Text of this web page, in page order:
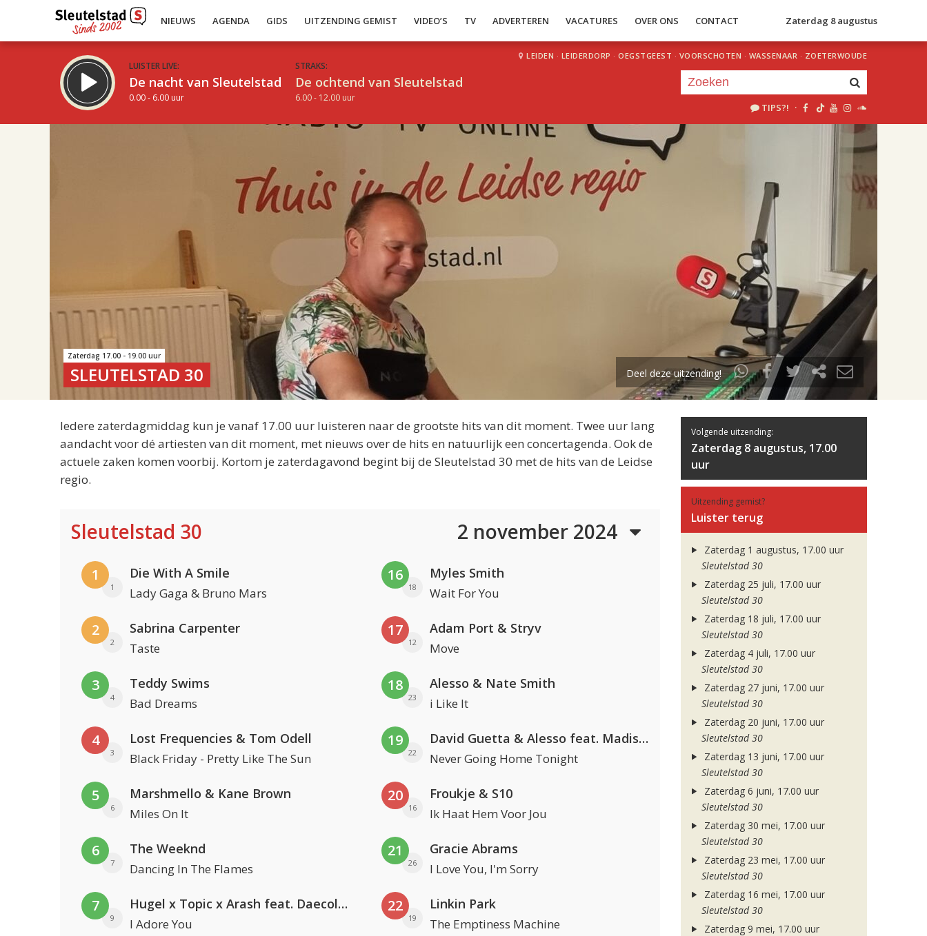
NIEUWS AGENDA GIDS UITZENDING GEMIST VIDEO’S TV ADVERTEREN VACATURES OVER ONS CONTACT Zaterdag 8 augustus
LUISTER LIVE:
De nacht van Sleutelstad
0.00 - 6.00 uur
STRAKS:
De ochtend van Sleutelstad
6.00 - 12.00 uur
LEIDEN · LEIDERDORP · OEGSTGEEST · VOORSCHOTEN · WASSENAAR · ZOETERWOUDE
TIPS?! ·
uur 1 van 2
Volgend uur
Zaterdag 17.00 - 19.00 uur
SLEUTELSTAD 30 Deel deze uitzending!
Iedere zaterdagmiddag kun je vanaf 17.00 uur luisteren naar de grootste hits van dit moment. Twee uur lang
aandacht voor dé artiesten van dit moment, met nieuws over de hits en natuurlijk een concertagenda. Ook de
actuele zaken komen voorbij. Kortom je zaterdagavond begint bij de Sleutelstad 30 met de hits van de Leidse
regio.
Sleutelstad 30 2 november 2024
1
1
Die With A Smile
Lady Gaga & Bruno Mars
2
2
Sabrina Carpenter
Taste
3
4
Teddy Swims
Bad Dreams
4
3
Lost Frequencies & Tom Odell
Black Friday - Pretty Like The Sun
5
6
Marshmello & Kane Brown
Miles On It
6
7
The Weeknd
Dancing In The Flames
7
9
Hugel x Topic x Arash feat. Daecolm
I Adore You
16
18
Myles Smith
Wait For You
17
12
Adam Port & Stryv
Move
18
23
Alesso & Nate Smith
i Like It
19
22
David Guetta & Alesso feat. Madison Love
Never Going Home Tonight
20
16
Froukje & S10
Ik Haat Hem Voor Jou
21
26
Gracie Abrams
I Love You, I'm Sorry
22
19
Linkin Park
The Emptiness Machine
Volgende uitzending:
Zaterdag 8 augustus, 17.00
uur
Uitzending gemist?
Luister terug
Zaterdag 1 augustus, 17.00 uur
Sleutelstad 30
Zaterdag 25 juli, 17.00 uur
Sleutelstad 30
Zaterdag 18 juli, 17.00 uur
Sleutelstad 30
Zaterdag 4 juli, 17.00 uur
Sleutelstad 30
Zaterdag 27 juni, 17.00 uur
Sleutelstad 30
Zaterdag 20 juni, 17.00 uur
Sleutelstad 30
Zaterdag 13 juni, 17.00 uur
Sleutelstad 30
Zaterdag 6 juni, 17.00 uur
Sleutelstad 30
Zaterdag 30 mei, 17.00 uur
Sleutelstad 30
Zaterdag 23 mei, 17.00 uur
Sleutelstad 30
Zaterdag 16 mei, 17.00 uur
Sleutelstad 30
Zaterdag 9 mei, 17.00 uur